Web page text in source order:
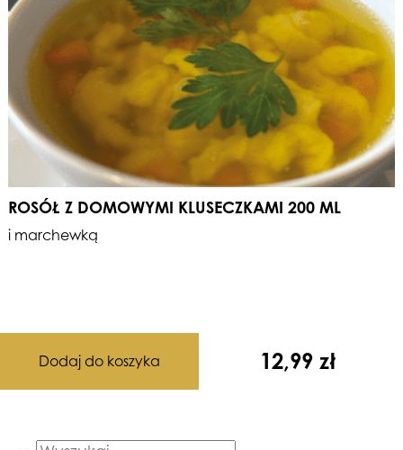
ROSÓŁ Z DOMOWYMI KLUSECZKAMI 200 ML
i marchewką
12,99 zł
Dodaj do koszyka